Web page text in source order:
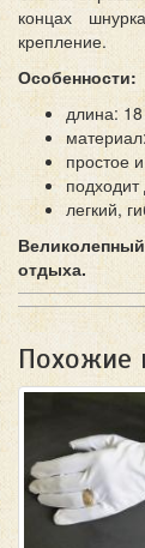
концах
крепление.
Особенности:
длина:
простое
подходит
легкий,
отдыха.
Похожие